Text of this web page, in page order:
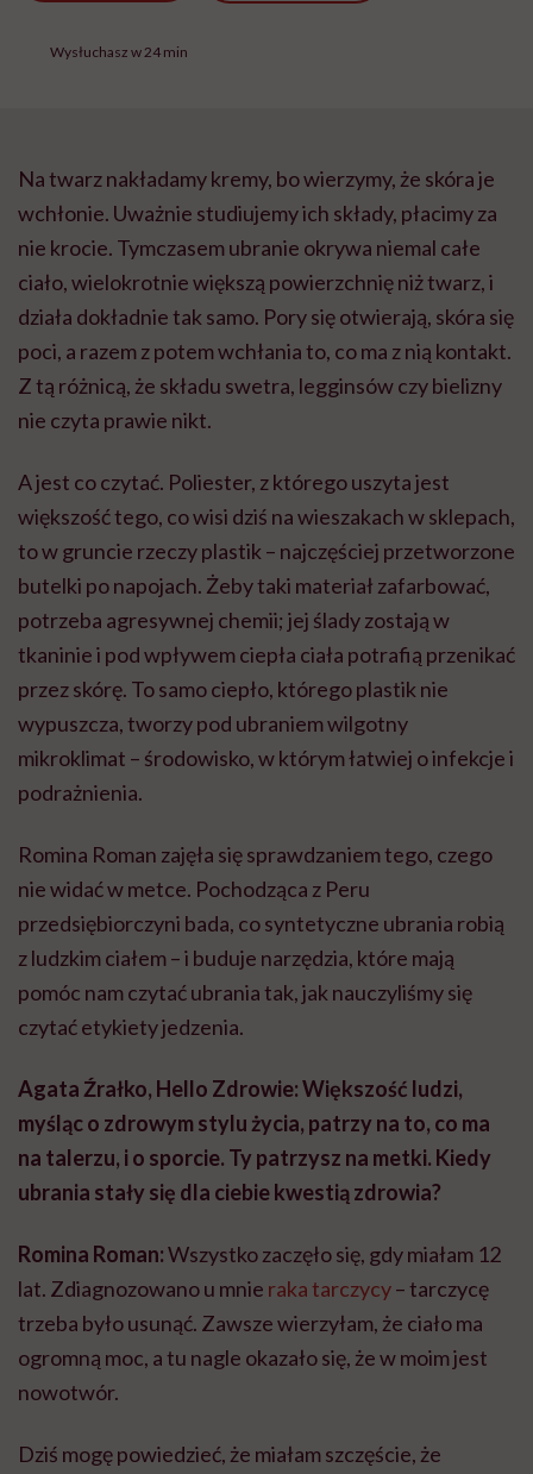
Wysłuchasz w 24 min
Na twarz nakładamy kremy, bo wierzymy, że skóra je
wchłonie. Uważnie studiujemy ich składy, płacimy za
nie krocie. Tymczasem ubranie okrywa niemal całe
ciało, wielokrotnie większą powierzchnię niż twarz, i
działa dokładnie tak samo. Pory się otwierają, skóra się
poci, a razem z potem wchłania to, co ma z nią kontakt.
Z tą różnicą, że składu swetra, legginsów czy bielizny
nie czyta prawie nikt.
A jest co czytać. Poliester, z którego uszyta jest
większość tego, co wisi dziś na wieszakach w sklepach,
to w gruncie rzeczy plastik – najczęściej przetworzone
butelki po napojach. Żeby taki materiał zafarbować,
potrzeba agresywnej chemii; jej ślady zostają w
tkaninie i pod wpływem ciepła ciała potrafią przenikać
przez skórę. To samo ciepło, którego plastik nie
wypuszcza, tworzy pod ubraniem wilgotny
mikroklimat – środowisko, w którym łatwiej o infekcje i
podrażnienia.
Romina Roman zajęła się sprawdzaniem tego, czego
nie widać w metce. Pochodząca z Peru
przedsiębiorczyni bada, co syntetyczne ubrania robią
z ludzkim ciałem – i buduje narzędzia, które mają
pomóc nam czytać ubrania tak, jak nauczyliśmy się
czytać etykiety jedzenia.
Agata Źrałko, Hello Zdrowie: Większość ludzi,
myśląc o zdrowym stylu życia, patrzy na to, co ma
na talerzu, i o sporcie. Ty patrzysz na metki. Kiedy
ubrania stały się dla ciebie kwestią zdrowia?
Romina Roman:Wszystko zaczęło się, gdy miałam 12
lat. Zdiagnozowano u mnie raka tarczycy– tarczycę
trzeba było usunąć. Zawsze wierzyłam, że ciało ma
ogromną moc, a tu nagle okazało się, że w moim jest
nowotwór.
Dziś mogę powiedzieć, że miałam szczęście, że